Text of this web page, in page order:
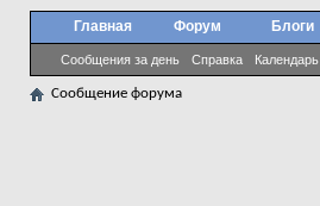
Главная Форум
Сообщения за день Справка Календарь
Блоги
Сообщение форума